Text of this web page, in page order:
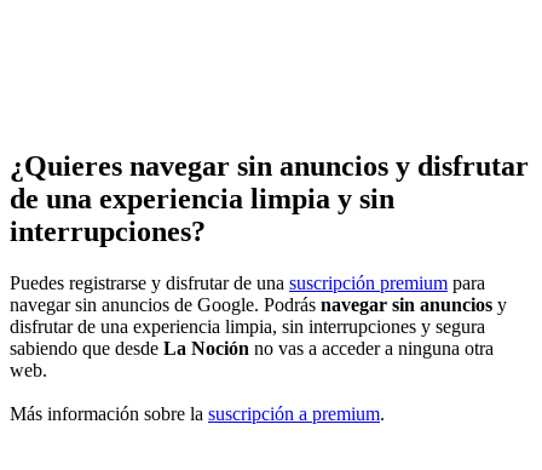
¿Quieres navegar sin anuncios y disfrutar
de una experiencia limpia y sin
interrupciones?
Puedes registrarse y disfrutar de una suscripción premium para
navegar sin anuncios de Google. Podrás navegar sin anuncios y
disfrutar de una experiencia limpia, sin interrupciones y segura
sabiendo que desde La Noción no vas a acceder a ninguna otra
web.
Más información sobre la suscripción a premium.